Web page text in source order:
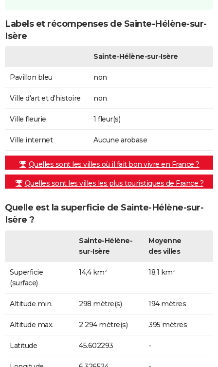
Labels et récompenses de Sainte-Hélène-sur-
Isère
Sainte-Hélène-sur-Isère
Pavillon bleu non
Ville d'art et d'histoire non
Ville fleurie 1 fleur(s)
Ville internet Aucune arobase
Quelles sont les villes où il fait bon vivre en France ?
Quelles sont les villes les plus touristiques de France ?
Quelle est la superficie de Sainte-Hélène-sur-
Isère ?
Sainte-Hélène-
sur-Isère
Moyenne
des villes
Superficie
(surface)
14,4 km² 18,1 km²
Altitude min. 298 mètre(s) 194 mètres
Altitude max. 2 294 mètre(s) 395 mètres
Latitude 45.602293 -